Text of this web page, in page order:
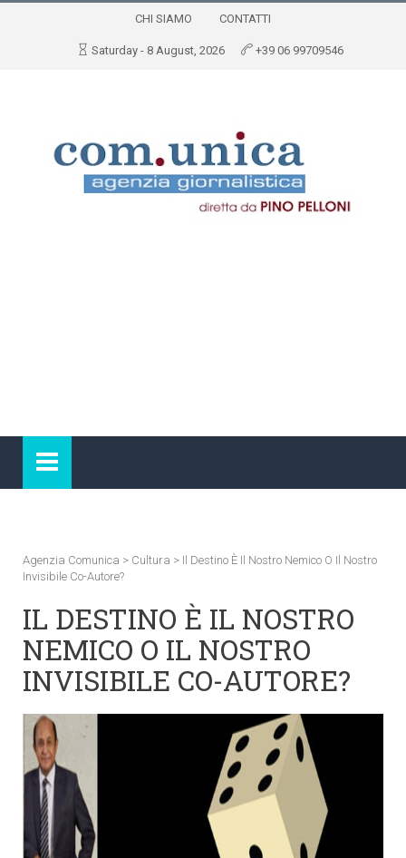
CHI SIAMO CONTATTI
Saturday - 8 August, 2026 +39 06 99709546
Agenzia Comunica > Cultura > Il Destino È Il Nostro Nemico O Il Nostro
Invisibile Co-Autore?
IL DESTINO È IL NOSTRO
NEMICO O IL NOSTRO
INVISIBILE CO-AUTORE?